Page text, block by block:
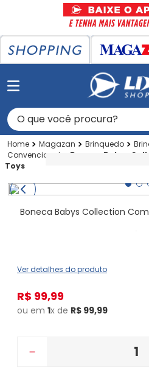
O que você procura?
Magazan Brinquedo
Convencional
Boneca Babys
Toys
Boneca Babys Collection
Ver detalhes do produto
R$ 99,99
ou em 1x de R$ 99,99
－